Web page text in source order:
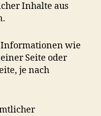
Inhalte aus
wie
Seite oder
je nach